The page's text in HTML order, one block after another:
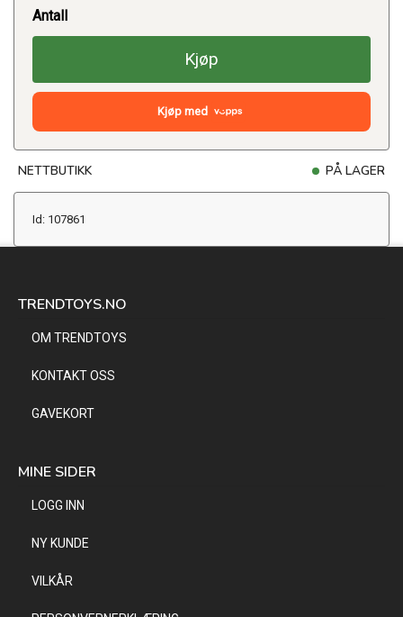
Antall
Kjøp
Kjøp med
NETTBUTIKK PÅ LAGER
Id: 107861
TRENDTOYS.NO
OM TRENDTOYS
KONTAKT OSS
GAVEKORT
MINE SIDER
LOGG INN
NY KUNDE
VILKÅR